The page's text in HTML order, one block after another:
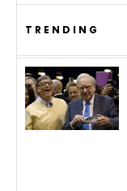
TRENDING